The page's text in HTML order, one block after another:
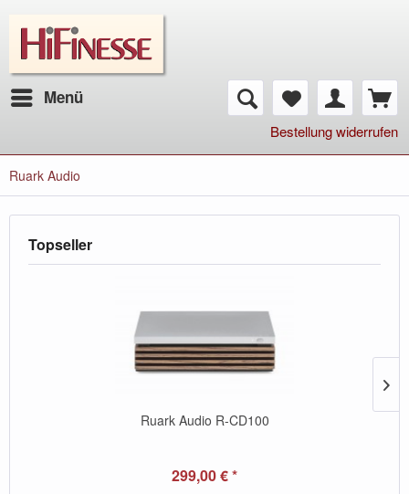
Menü
Bestellung widerrufen
Ruark Audio
Topseller
Ruark Audio R-CD100
299,00 € *